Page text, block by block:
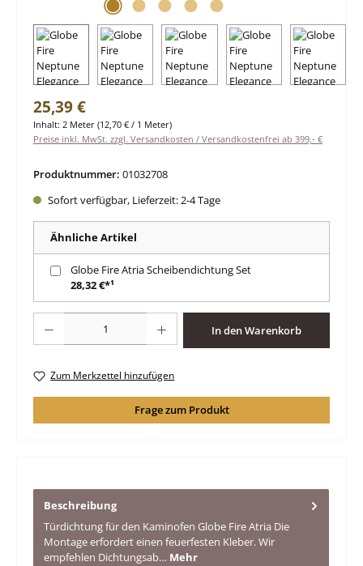
Regulärer Preis:
25,39 €
Inhalt: 2 Meter (12,70 € / 1 Meter)
Preise inkl. MwSt. zzgl. Versandkosten / Versandkostenfrei ab 399,- €
Produktnummer: 01032708
Sofort verfügbar, Lieferzeit: 2-4 Tage
Ähnliche Artikel
Globe Fire Atria Scheibendichtung Set
28,32 €*¹
In den Warenkorb
Zum Merkzettel hinzufügen
Frage zum Produkt
Beschreibung
Türdichtung für den Kaminofen Globe Fire Atria Die
Montage erfordert einen feuerfesten Kleber. Wir
empfehlen Dichtungsab… Mehr